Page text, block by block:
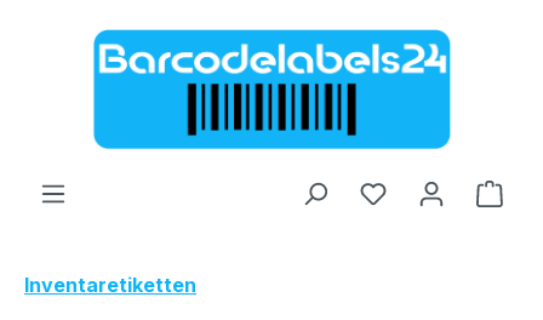
Zum Hauptinhalt springen
Inventaretiketten